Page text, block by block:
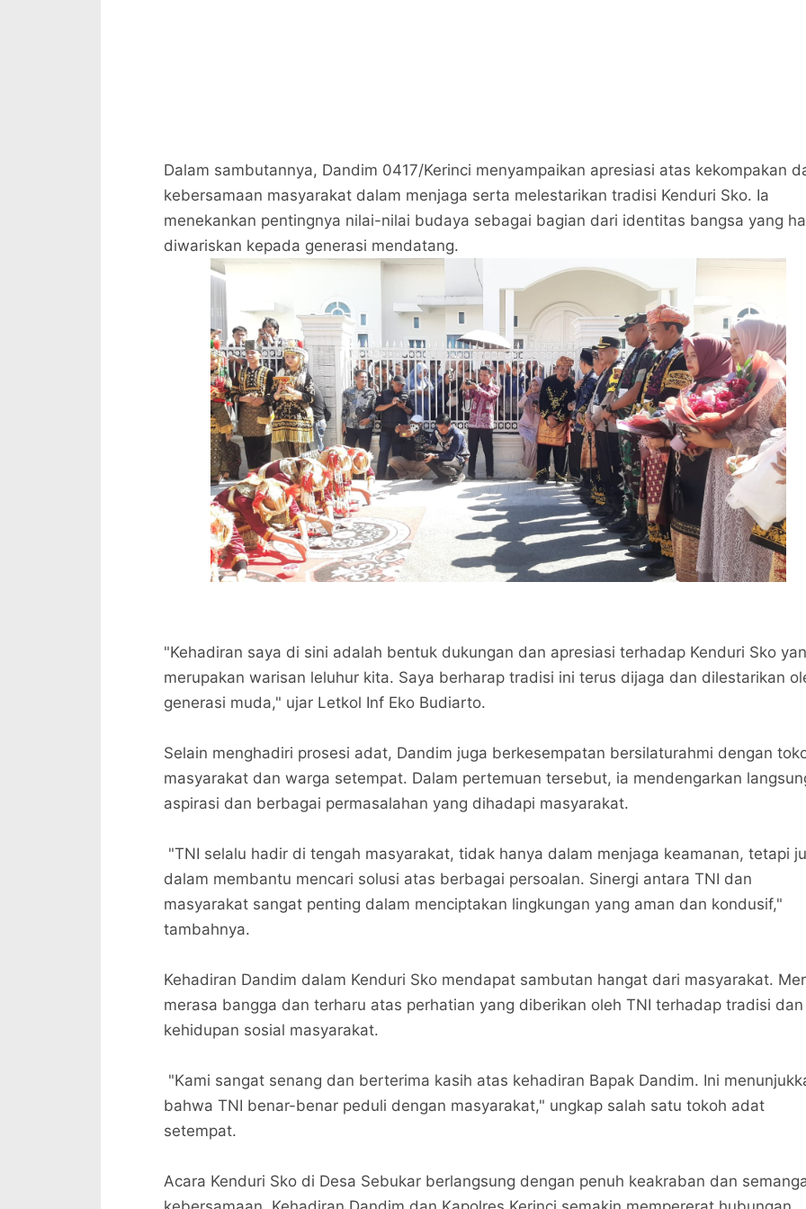
Dalam sambutannya, Dandim 0417/Kerinci menyampaikan apresiasi atas kekompakan
kebersamaan masyarakat dalam menjaga serta melestarikan tradisi Kenduri Sko. Ia
menekankan pentingnya nilai-nilai budaya sebagai bagian dari identitas bangsa yang
diwariskan kepada generasi mendatang.
"Kehadiran saya di sini adalah bentuk dukungan dan apresiasi terhadap Kenduri Sko
merupakan warisan leluhur kita. Saya berharap tradisi ini terus dijaga dan dilestarikan
generasi muda," ujar Letkol Inf Eko Budiarto.
Selain menghadiri prosesi adat, Dandim juga berkesempatan bersilaturahmi dengan
masyarakat dan warga setempat. Dalam pertemuan tersebut, ia mendengarkan
aspirasi dan berbagai permasalahan yang dihadapi masyarakat.
"TNI selalu hadir di tengah masyarakat, tidak hanya dalam menjaga keamanan, tetapi
dalam membantu mencari solusi atas berbagai persoalan. Sinergi antara TNI dan
masyarakat sangat penting dalam menciptakan lingkungan yang aman dan kondusif,"
tambahnya.
Kehadiran Dandim dalam Kenduri Sko mendapat sambutan hangat dari masyarakat.
merasa bangga dan terharu atas perhatian yang diberikan oleh TNI terhadap tradisi dan
kehidupan sosial masyarakat.
"Kami sangat senang dan berterima kasih atas kehadiran Bapak Dandim. Ini
bahwa TNI benar-benar peduli dengan masyarakat," ungkap salah satu tokoh adat
setempat.
Acara Kenduri Sko di Desa Sebukar berlangsung dengan penuh keakraban dan